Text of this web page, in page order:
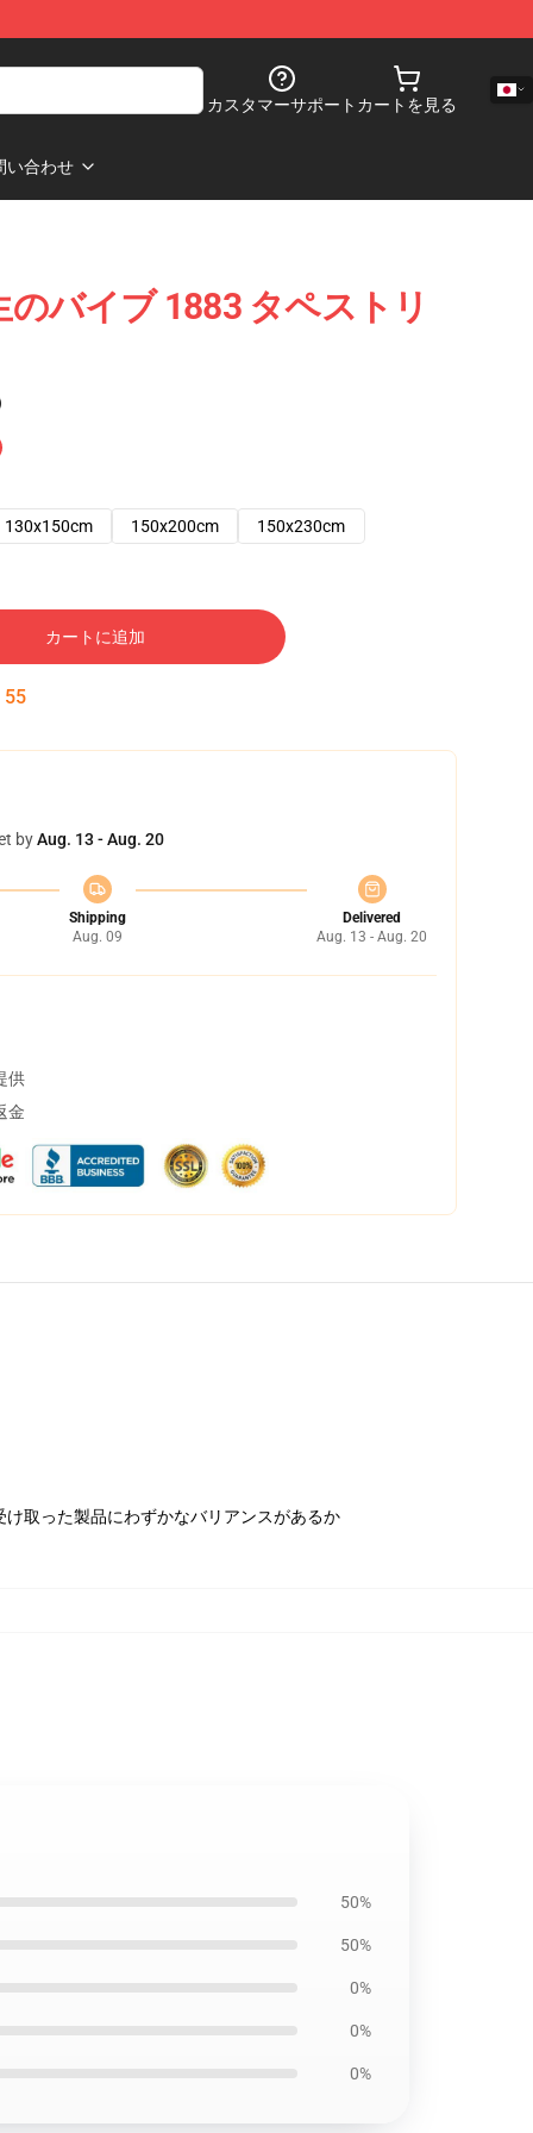
カスタマーサポート カートを見る
い合わせ
のバイブ 1883 タペストリ
130x150cm 150x200cm 150x230cm
カートに追加
55
byAug. 13 - Aug. 20
Shipping
Aug. 09
Delivered
Aug. 13 - Aug. 20
供
金
取った製品にわずかなバリアンスがあるか
50%
50%
0%
0%
0%